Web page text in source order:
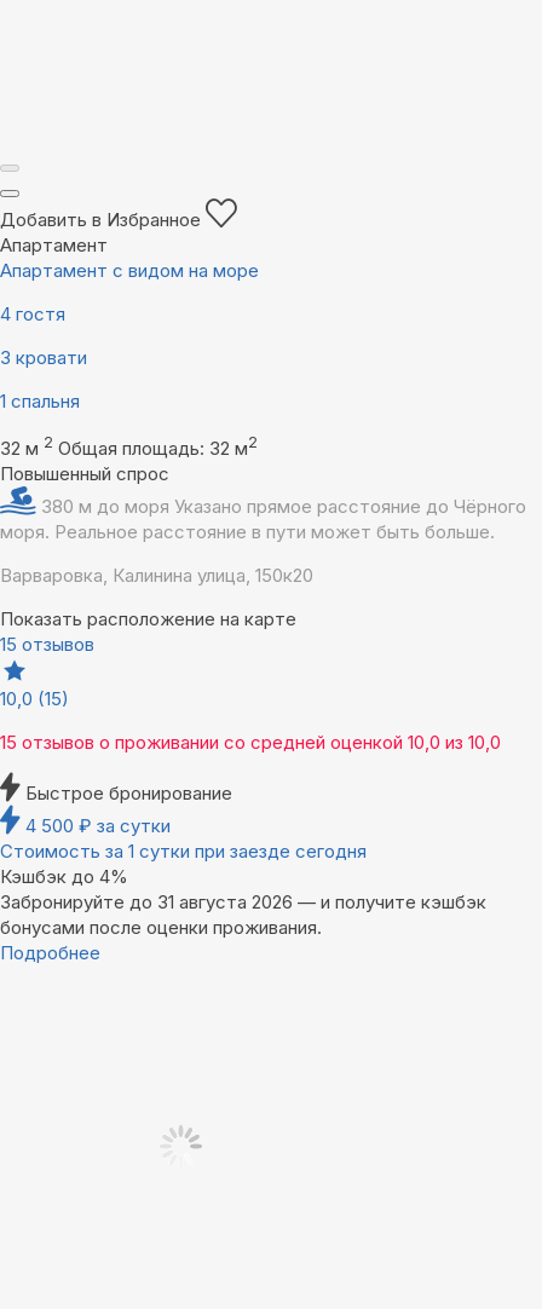
Добавить в Избранное
Апартамент
Апартамент с видом на море
4 гостя
3 кровати
1 спальня
32 м 2 Общая площадь: 32 м2
Повышенный спрос
380 м до моря Указано прямое расстояние до Чёрного
моря. Реальное расстояние в пути может быть больше.
Варваровка, Калинина улица, 150к20
Показать расположение на карте
15 отзывов
10,0 (15)
15 отзывов о проживании со средней оценкой 10,0 из 10,0
Быстрое бронирование
4 500 ₽ за сутки
Стоимость за 1 сутки при заезде сегодня
Кэшбэк до 4%
Забронируйте до 31 августа 2026 — и получите кэшбэк
бонусами после оценки проживания.
Подробнее